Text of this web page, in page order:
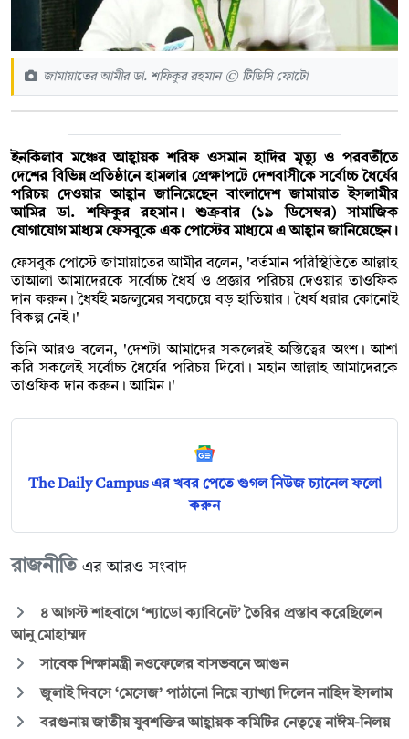
জামায়াতের আমীর ডা. শফিকুর রহমান © টিডিসি ফোটো
ইনকিলাব মঞ্চের আহ্বায়ক শরিফ ওসমান হাদির মৃত্যু ও পরবর্তীতে
দেশের বিভিন্ন প্রতিষ্ঠানে হামলার প্রেক্ষাপটে দেশবাসীকে সর্বোচ্চ ধৈর্যের
পরিচয় দেওয়ার আহ্বান জানিয়েছেন বাংলাদেশ জামায়াত ইসলামীর
আমির ডা. শফিকুর রহমান। শুক্রবার (১৯ ডিসেম্বর) সামাজিক
যোগাযোগ মাধ্যম ফেসবুকে এক পোস্টের মাধ্যমে এ আহ্বান জানিয়েছেন।
ফেসবুক পোস্টে জামায়াতের আমীর বলেন, 'বর্তমান পরিস্থিতিতে আল্লাহ
তাআলা আমাদেরকে সর্বোচ্চ ধৈর্য ও প্রজ্ঞার পরিচয় দেওয়ার তাওফিক
দান করুন। ধৈর্যই মজলুমের সবচেয়ে বড় হাতিয়ার। ধৈর্য ধরার কোনোই
বিকল্প নেই।'
তিনি আরও বলেন, 'দেশটা আমাদের সকলেরই অস্তিত্বের অংশ। আশা
করি সকলেই সর্বোচ্চ ধৈর্যের পরিচয় দিবো। মহান আল্লাহ আমাদেরকে
তাওফিক দান করুন। আমিন।'
The Daily Campus এর খবর পেতে গুগল নিউজ চ্যানেল ফলো
করুন
রাজনীতি এর আরও সংবাদ
৪ আগস্ট শাহবাগে ‘শ্যাডো ক্যাবিনেট’ তৈরির প্রস্তাব করেছিলেন
আনু মোহাম্মদ
সাবেক শিক্ষামন্ত্রী নওফেলের বাসভবনে আগুন
জুলাই দিবসে ‘মেসেজ’ পাঠানো নিয়ে ব্যাখ্যা দিলেন নাহিদ ইসলাম
বরগুনায় জাতীয় যুবশক্তির আহ্বায়ক কমিটির নেতৃত্বে নাঈম-নিলয়